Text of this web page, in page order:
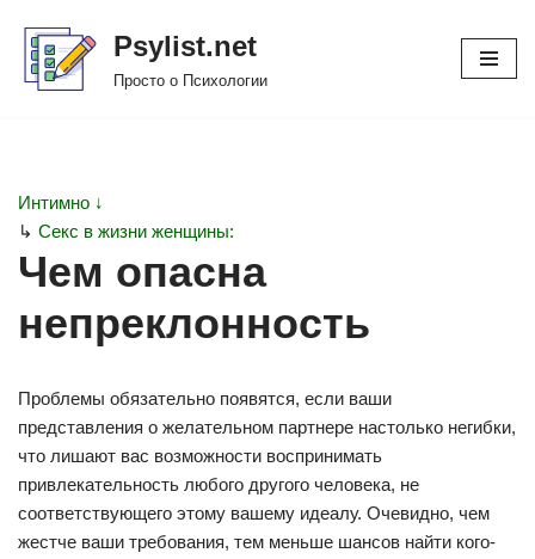
Перейти
Psylist.net
Просто о Психологии
Интимно ↓
↳ Секс в жизни женщины:
Чем опасна
непреклонность
Проблемы обязательно появятся, если ваши
представления о желательном партнере настолько негибки,
что лишают вас возможности воспринимать
привлекательность любого другого человека, не
соответствующего этому вашему идеалу. Очевидно, чем
жестче ваши требования, тем меньше шансов найти кого-